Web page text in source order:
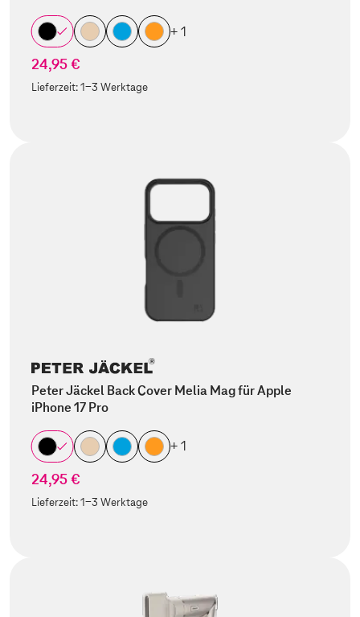
+ 1
24,95 €
Lieferzeit:1-3 Werktage
Peter Jäckel Back Cover Melia Mag für Apple
iPhone 17 Pro
+ 1
24,95 €
Lieferzeit:1-3 Werktage